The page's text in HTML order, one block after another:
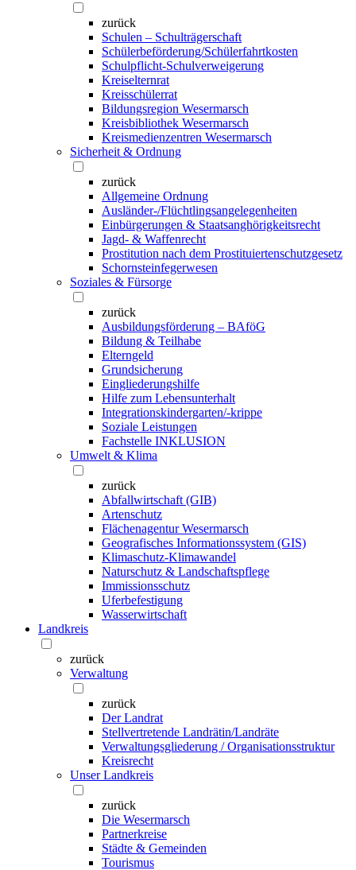
zurück
Schulen – Schulträgerschaft
Schülerbeförderung/Schülerfahrtkosten
Schulpflicht-Schulverweigerung
Kreiselternrat
Kreisschülerrat
Bildungsregion Wesermarsch
Kreisbibliothek Wesermarsch
Kreismedienzentren Wesermarsch
Sicherheit & Ordnung
zurück
Allgemeine Ordnung
Ausländer-/Flüchtlingsangelegenheiten
Einbürgerungen & Staatsanghörigkeitsrecht
Jagd- & Waffenrecht
Prostitution nach dem Prostituiertenschutzgesetz
Schornsteinfegerwesen
Soziales & Fürsorge
zurück
Ausbildungsförderung – BAföG
Bildung & Teilhabe
Elterngeld
Grundsicherung
Eingliederungshilfe
Hilfe zum Lebensunterhalt
Integrationskindergarten/-krippe
Soziale Leistungen
Fachstelle INKLUSION
Umwelt & Klima
zurück
Abfallwirtschaft (GIB)
Artenschutz
Flächenagentur Wesermarsch
Geografisches Informationssystem (GIS)
Klimaschutz-Klimawandel
Naturschutz & Landschaftspflege
Immissionsschutz
Uferbefestigung
Wasserwirtschaft
Landkreis
zurück
Verwaltung
zurück
Der Landrat
Stellvertretende Landrätin/Landräte
Verwaltungsgliederung / Organisationsstruktur
Kreisrecht
Unser Landkreis
zurück
Die Wesermarsch
Partnerkreise
Städte & Gemeinden
Tourismus